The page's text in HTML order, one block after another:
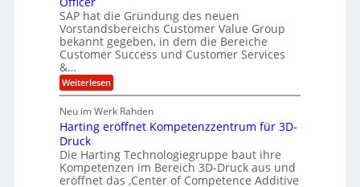
i
a
H
u
b
e
ä
l
t
6
V
P
S
l
e
s
E
g
i
e
m
S
t
e
l
a
r
i
n
V
r
s
i
r
O
n
e
G
o
u
p
ü
b
e
n
i
m
SAP hat die Gründung des neuen
Vorstandsbereichs Customer Value Group
bekannt gegeben, in dem die Bereiche
Customer Success und Customer Services
&…
Weiterlesen:
T
o
m
S
a
u
Neu im Werk Rahden
Harting eröffnet Kompetenzzentrum für 3D-
Druck
Die Harting Technologiegruppe baut ihre
Kompetenzen im Bereich 3D-Druck aus und
eröffnet das ‚Center of Competence Additive